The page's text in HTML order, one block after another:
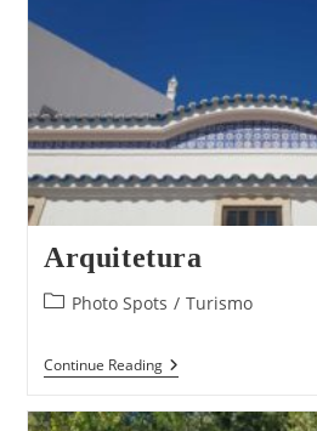
Arquitetura
PostPhoto Spots / Turismo
Continue ReadingArquitetura